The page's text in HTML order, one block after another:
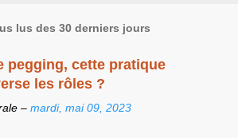
lus des 30 derniers jours
pegging, cette pratique
les rôles ?
– mardi, mai 09, 2023